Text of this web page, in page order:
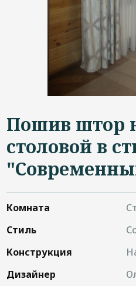
+7 (4822)
Пошив штор
столовой в
Комната
Стиль
Конструкция
Дизайнер